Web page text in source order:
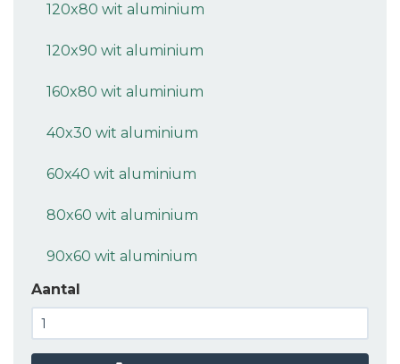
120x80 wit aluminium
120x90 wit aluminium
160x80 wit aluminium
40x30 wit aluminium
60x40 wit aluminium
80x60 wit aluminium
90x60 wit aluminium
Aantal